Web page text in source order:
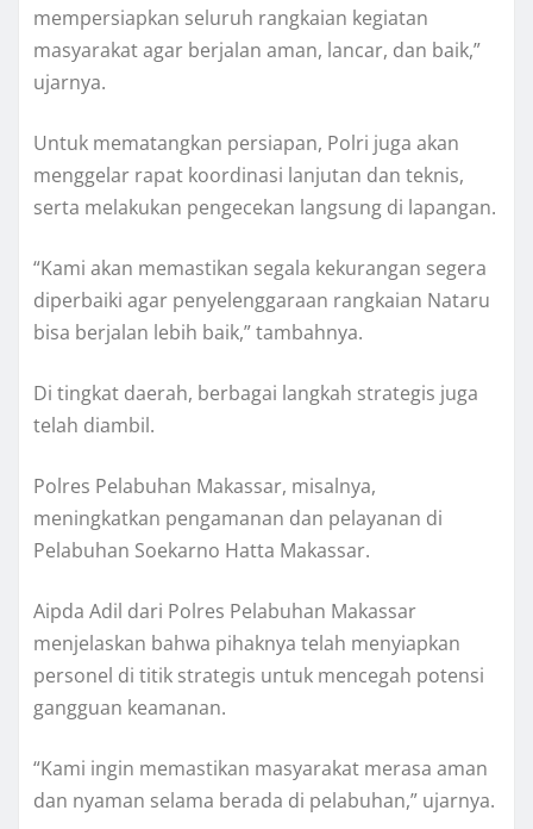
mempersiapkan seluruh rangkaian kegiatan
masyarakat agar berjalan aman, lancar, dan baik,”
ujarnya.
Untuk mematangkan persiapan, Polri juga akan
menggelar rapat koordinasi lanjutan dan teknis,
serta melakukan pengecekan langsung di lapangan.
“Kami akan memastikan segala kekurangan segera
diperbaiki agar penyelenggaraan rangkaian Nataru
bisa berjalan lebih baik,” tambahnya.
Di tingkat daerah, berbagai langkah strategis juga
telah diambil.
Polres Pelabuhan Makassar, misalnya,
meningkatkan pengamanan dan pelayanan di
Pelabuhan Soekarno Hatta Makassar.
Aipda Adil dari Polres Pelabuhan Makassar
menjelaskan bahwa pihaknya telah menyiapkan
personel di titik strategis untuk mencegah potensi
gangguan keamanan.
“Kami ingin memastikan masyarakat merasa aman
dan nyaman selama berada di pelabuhan,” ujarnya.